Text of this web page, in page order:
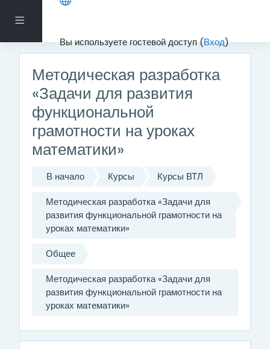
Боковая панель
Вы используете гостевой доступ (Вход)
Перейти к основному содержанию
Методическая разработка
«Задачи для развития
функциональной
грамотности на уроках
математики»
В начало Курсы
Курсы ВТЛ
Методическая разработка «Задачи для
развития функциональной грамотности на
уроках математики»
Общее
Методическая разработка «Задачи для
развития функциональной грамотности на
уроках математики»